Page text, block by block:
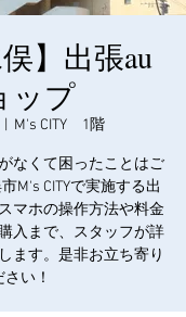
俣】出張au
ップ
M's CITY 1階
なくて困ったことはご
M's CITYで実施する出
マホの操作方法や料金
入まで、スタッフが詳
ます。是非お立ち寄り
さい！